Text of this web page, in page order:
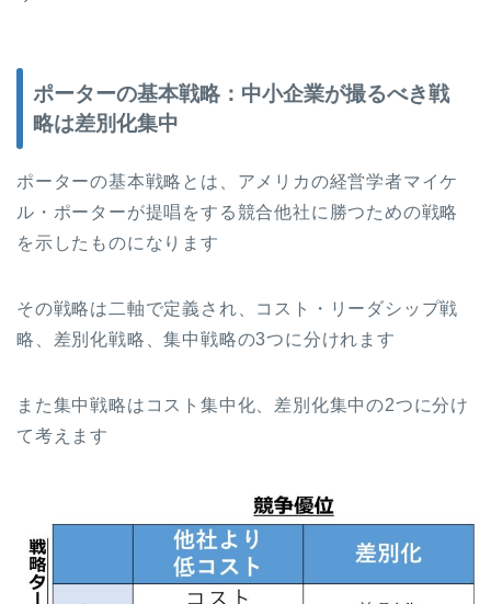
ポーターの基本戦略：中小企業が撮るべき戦
略は差別化集中
ポーターの基本戦略とは、アメリカの経営学者マイケ
ル・ポーターが提唱をする競合他社に勝つための戦略
を示したものになります
その戦略は二軸で定義され、コスト・リーダシップ戦
略、差別化戦略、集中戦略の3つに分けれます
また集中戦略はコスト集中化、差別化集中の2つに分け
て考えます